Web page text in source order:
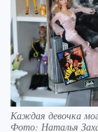
Каждая девочка
Фото: Наталья